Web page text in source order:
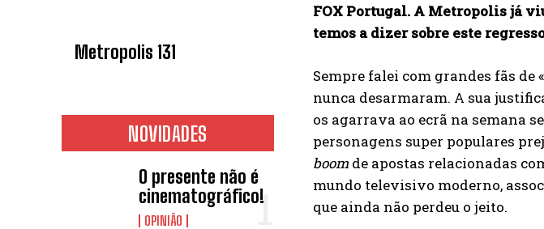
Metropolis 131
NOVIDADES
O presente não é
cinematográfico!
OPINIÃO
FOX Portugal. A Metropolis já
temos a dizer sobre este
Sempre falei com grandes fãs de
nunca desarmaram. A sua
os agarrava ao ecrã na semana
personagens super populares
boom de apostas relacionadas
mundo televisivo moderno,
que ainda não perdeu o jeito.